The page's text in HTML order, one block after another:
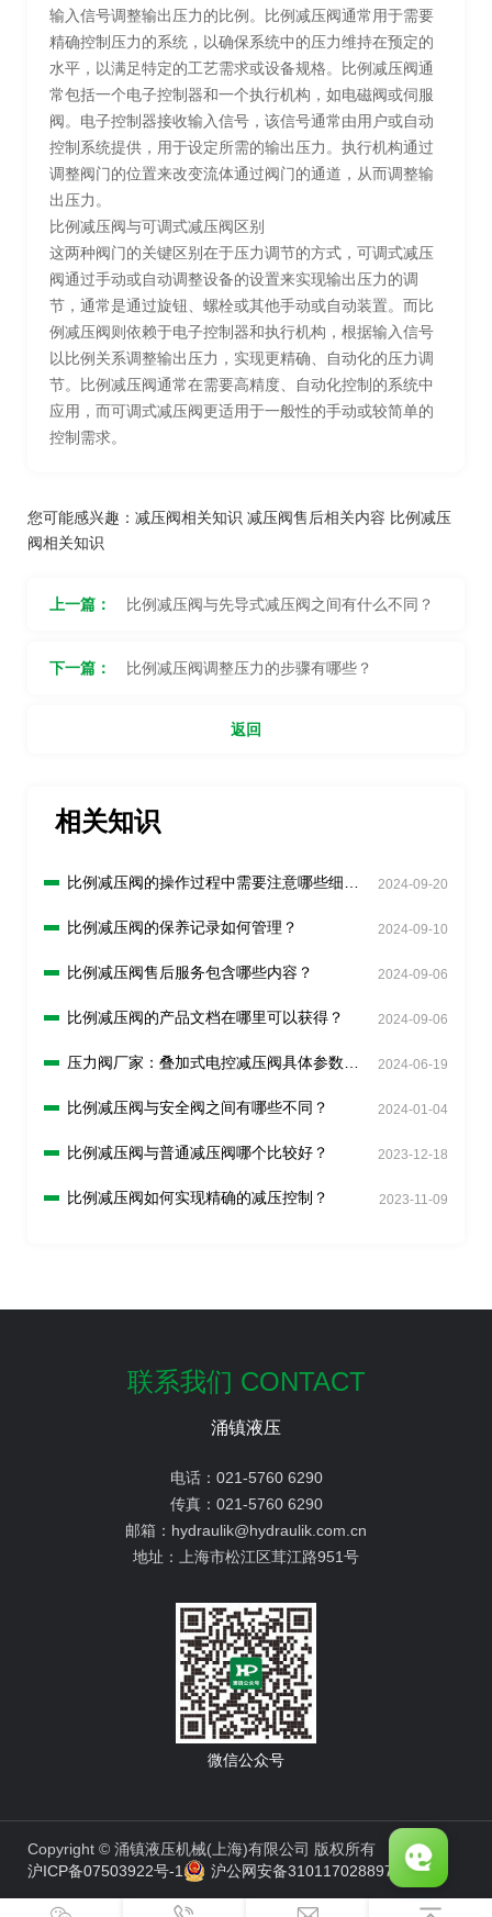
输入信号调整输出压力的比例。比例减压阀通常用于需要
精确控制压力的系统，以确保系统中的压力维持在预定的
水平，以满足特定的工艺需求或设备规格。比例减压阀通
常包括一个电子控制器和一个执行机构，如电磁阀或伺服
阀。电子控制器接收输入信号，该信号通常由用户或自动
控制系统提供，用于设定所需的输出压力。执行机构通过
调整阀门的位置来改变流体通过阀门的通道，从而调整输
出压力。
比例减压阀与可调式减压阀区别
这两种阀门的关键区别在于压力调节的方式，可调式减压
阀通过手动或自动调整设备的设置来实现输出压力的调
节，通常是通过旋钮、螺栓或其他手动或自动装置。而比
例减压阀则依赖于电子控制器和执行机构，根据输入信号
以比例关系调整输出压力，实现更精确、自动化的压力调
节。比例减压阀通常在需要高精度、自动化控制的系统中
应用，而可调式减压阀更适用于一般性的手动或较简单的
控制需求。
您可能感兴趣： 减压阀相关知识 减压阀售后相关内容 比例减压
阀相关知识
上一篇： 比例减压阀与先导式减压阀之间有什么不同？
下一篇： 比例减压阀调整压力的步骤有哪些？
返回
相关知识
比例减压阀的操作过程中需要注意哪些细
2024-09-20
比例减压阀的保养记录如何管理？ 2024-09-10
比例减压阀售后服务包含哪些内容？ 2024-09-06
比例减压阀的产品文档在哪里可以获得？ 2024-09-06
压力阀厂家：叠加式电控减压阀具体参数与
2024-06-19
比例减压阀与安全阀之间有哪些不同？ 2024-01-04
比例减压阀与普通减压阀哪个比较好？ 2023-12-18
比例减压阀如何实现精确的减压控制？ 2023-11-09
联系我们 CONTACT
涌镇液压
电话： 021-5760 6290
传真： 021-5760 6290
邮箱： hydraulik@hydraulik.com.cn
地址：
上海市松江区茸江路951号
微信公众号
Copyright © 涌镇液压机械(上海)有限公司 版权所有
沪ICP备07503922号-1
沪公网安备31011702889776号